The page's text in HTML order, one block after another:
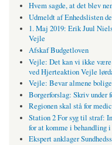
Hvem sagde, at det blev
Udmeldt af Enhedslisten
1. Maj 2019: Erik Juul
Vejle
Afskaf Budgetloven
Vejle: Det kan vi ikke være
ved Hjerteaktion Vejle
Vejle: Bevar almene
Borgerforslag: Skriv under
Regionen skal stå for
Station 2 For syg til straf:
for at komme i behandling
Ekspert anklager